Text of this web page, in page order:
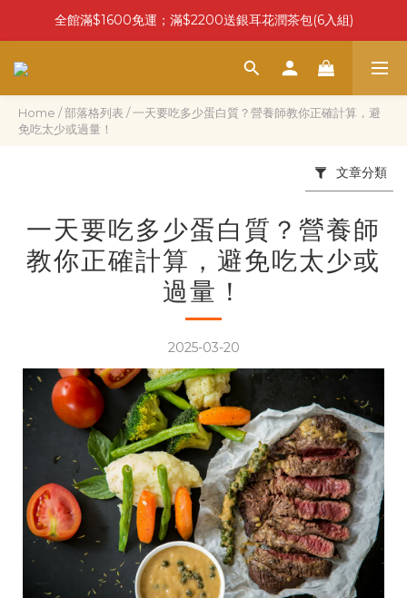
全館滿$1600免運；滿$2200送銀耳花潤茶包(6入組)
Home /部落格列表 /一天要吃多少蛋白質？營養師教你正確計算，避
免吃太少或過量！
文章分類
一天要吃多少蛋白質？營養師
教你正確計算，避免吃太少或
過量！
2025-03-20